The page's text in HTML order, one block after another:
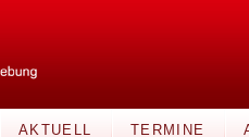
AKTUELL TERMINE